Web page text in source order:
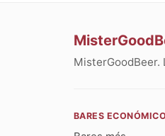
MisterGoodBeer.
BARES